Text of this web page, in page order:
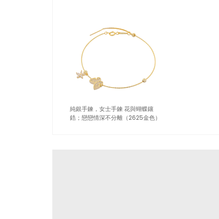
純銀手鍊，女士手鍊 花與蝴蝶鑲
鋯；戀戀情深不分離（2625金色）